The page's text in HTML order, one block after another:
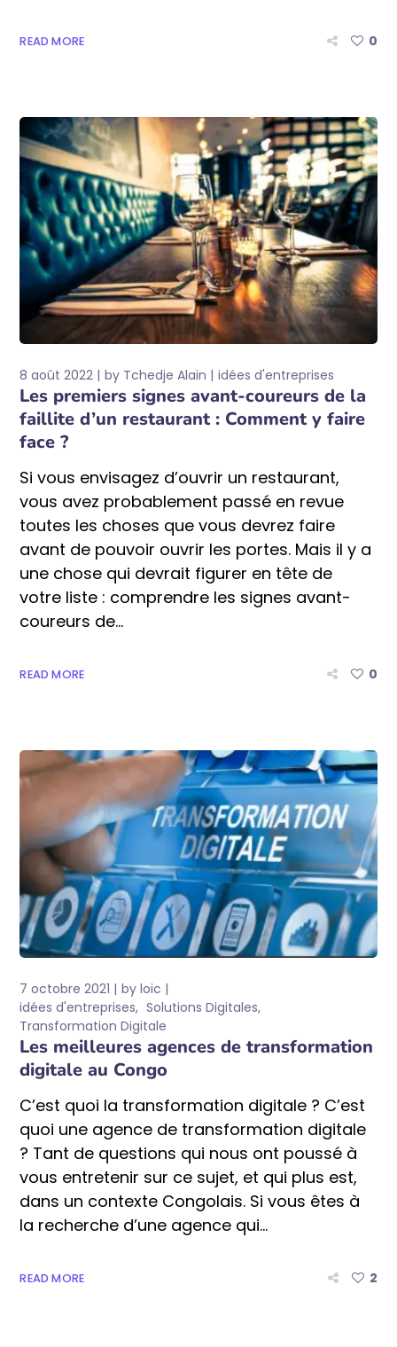
READ MORE 0
8 août 2022 by Tchedje Alain idées d'entreprises
Les premiers signes avant-coureurs de la
faillite d’un restaurant : Comment y faire
face ?
Si vous envisagez d’ouvrir un restaurant,
vous avez probablement passé en revue
toutes les choses que vous devrez faire
avant de pouvoir ouvrir les portes. Mais il y a
une chose qui devrait figurer en tête de
votre liste : comprendre les signes avant-
coureurs de...
READ MORE 0
7 octobre 2021 byloic
idées d'entreprises Solutions Digitales
Transformation Digitale
Les meilleures agences de transformation
digitale au Congo
C’est quoi la transformation digitale ? C’est
quoi une agence de transformation digitale
? Tant de questions qui nous ont poussé à
vous entretenir sur ce sujet, et qui plus est,
dans un contexte Congolais. Si vous êtes à
la recherche d’une agence qui...
READ MORE 2